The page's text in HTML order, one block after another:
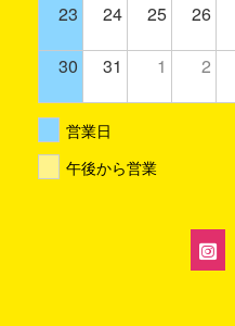
23 24 25 26
30 31 1 2
営業日
午後から営業